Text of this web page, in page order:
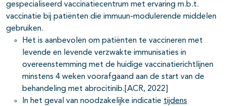
gespecialiseerd vaccinatiecentrum met ervaring m.b.t.
vaccinatie bij patiënten die immuun-modulerende middelen
gebruiken.
Het is aanbevolen om patiënten te vaccineren met
levende en levende verzwakte immunisaties in
overeenstemming met de huidige vaccinatierichtlijnen
minstens 4 weken voorafgaand aan de start van de
behandeling met abrocitinib.[ACR, 2022]
In het geval van noodzakelijke indicatie tijdens